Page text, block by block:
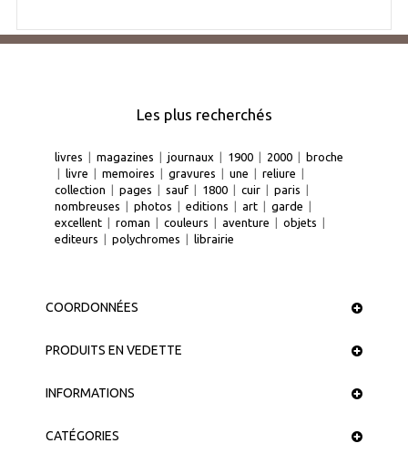
Les plus recherchés
livres | magazines | journaux | 1900 | 2000 | broche
| livre | memoires | gravures | une | reliure |
collection | pages | sauf | 1800 | cuir | paris |
nombreuses | photos | editions | art | garde |
excellent | roman | couleurs | aventure | objets |
editeurs | polychromes | librairie
COORDONNÉES
PRODUITS EN VEDETTE
INFORMATIONS
CATÉGORIES